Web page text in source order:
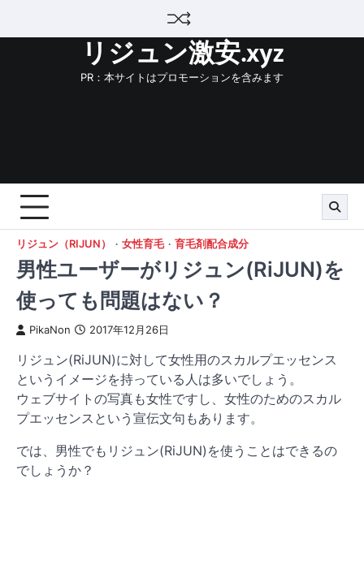
リジュン激安.xyz
PR：本サイトはプロモーションを含みます
リジュン（RIJUN） 女性育毛 育毛剤配合成分
男性ユーザーがリジュン(RiJUN)を
使っても問題はない？
PikaNon 2017年12月26日
リジュン(RiJUN)に対して女性用のスカルプエッセンス
というイメージを持っている人は多いでしょう。
ウェブサイトの写真も女性ですし、女性のためのスカル
プエッセンスという宣伝文句もあります。
では、男性でもリジュン(RiJUN)を使うことはできるの
でしょうか？